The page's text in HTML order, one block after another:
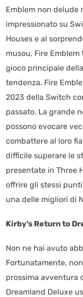
Emblem non delude
impressionato su
Houses e al
musou, Fire Emblem
gioco principale
tendenza. Fire
2023 della Switch
passato. La grande
possono evocare
combattere al loro
difficile superare le
presentate in Three
offrire gli stessi
una delle migliori di
Kirby’s Return to
Non ne hai avuto
Fortunatamente,
prossima avventura
Dreamland Deluxe